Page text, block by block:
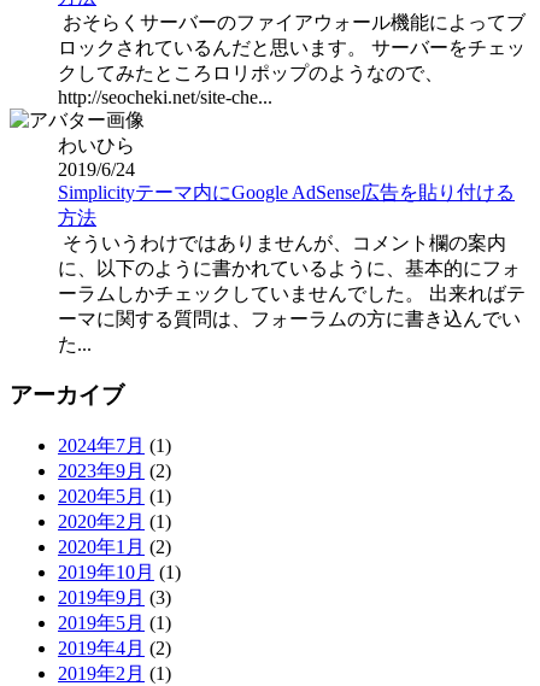
おそらくサーバーのファイアウォール機能によってブ
ロックされているんだと思います。 サーバーをチェッ
クしてみたところロリポップのようなので、
http://seocheki.net/site-che...
わいひら
2019/6/24
Simplicityテーマ内にGoogle AdSense広告を貼り付ける
方法
そういうわけではありませんが、コメント欄の案内
に、以下のように書かれているように、基本的にフォ
ーラムしかチェックしていませんでした。 出来ればテ
ーマに関する質問は、フォーラムの方に書き込んでい
た...
アーカイブ
2024年7月 (1)
2023年9月 (2)
2020年5月 (1)
2020年2月 (1)
2020年1月 (2)
2019年10月 (1)
2019年9月 (3)
2019年5月 (1)
2019年4月 (2)
2019年2月 (1)